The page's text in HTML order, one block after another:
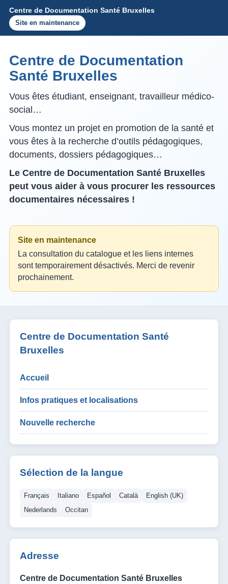
Centre de Documentation Santé Bruxelles
Site en maintenance
Centre de Documentation
Santé Bruxelles
Vous êtes étudiant, enseignant, travailleur médico-
social…
Vous montez un projet en promotion de la santé et
vous êtes à la recherche d’outils pédagogiques,
documents, dossiers pédagogiques…
Le Centre de Documentation Santé Bruxelles
peut vous aider à vous procurer les ressources
documentaires nécessaires !
Site en maintenance
La consultation du catalogue et les liens internes
sont temporairement désactivés. Merci de revenir
prochainement.
Centre de Documentation Santé
Bruxelles
Accueil
Infos pratiques et localisations
Nouvelle recherche
Sélection de la langue
Français Italiano Español Català
English (UK)
Nederlands
Occitan
Adresse
Centre de Documentation Santé Bruxelles